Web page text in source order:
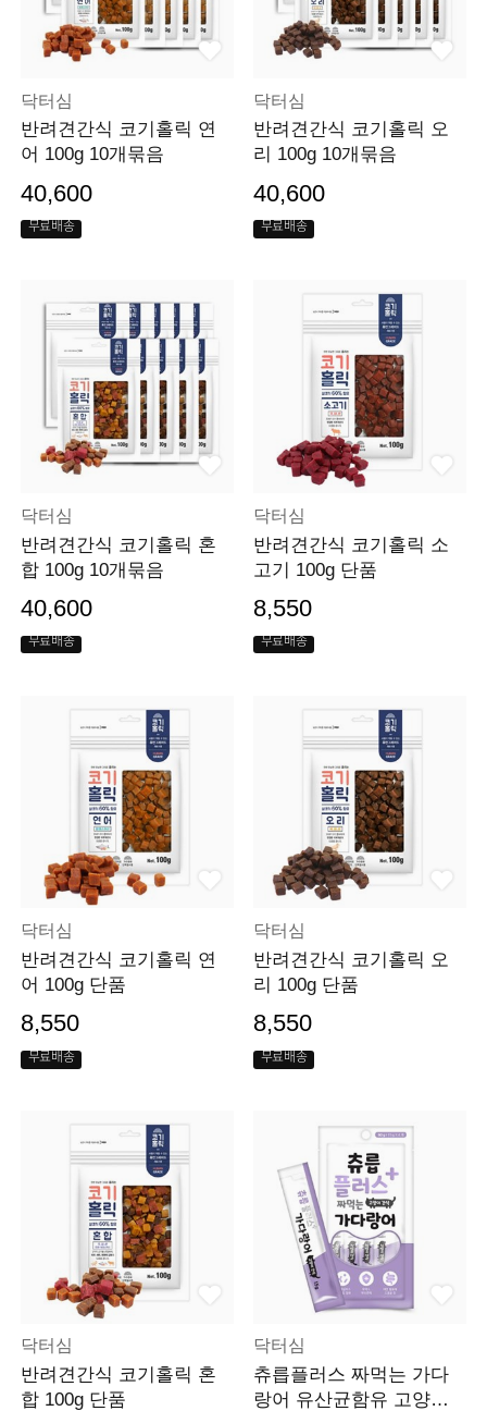
닥터심
반려견간식 코기홀릭 연
어 100g 10개묶음
40,600
무료배송
닥터심
반려견간식 코기홀릭 오
리 100g 10개묶음
40,600
무료배송
닥터심
반려견간식 코기홀릭 혼
합 100g 10개묶음
40,600
무료배송
닥터심
반려견간식 코기홀릭 소
고기 100g 단품
8,550
무료배송
닥터심
반려견간식 코기홀릭 연
어 100g 단품
8,550
무료배송
닥터심
반려견간식 코기홀릭 오
리 100g 단품
8,550
무료배송
닥터심
반려견간식 코기홀릭 혼
합 100g 단품
닥터심
츄릅플러스 짜먹는 가다
랑어 유산균함유 고양이